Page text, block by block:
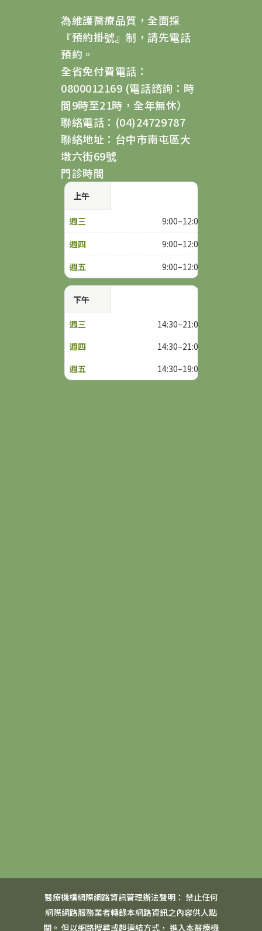
為維護醫療品質，全面採
『預約掛號』制，請先電話
預約。
全省免付費電話：
0800012169 (電話諮詢：時
間9時至21時，全年無休）
聯絡電話：(04)24729787
聯絡地址：台中市南屯區大
墩六街69號
門診時間
上午
9:00–12:00
9:00–12:00
9:00–12:00
下午
14:30–21:00
14:30–21:00
14:30–19:00
醫療機構網際網路資訊管理辦法聲明： 禁止任何
網際網路服務業者轉錄本網路資訊之內容供人點
閱。 但以網路搜尋或超連結方式， 進入本醫療機